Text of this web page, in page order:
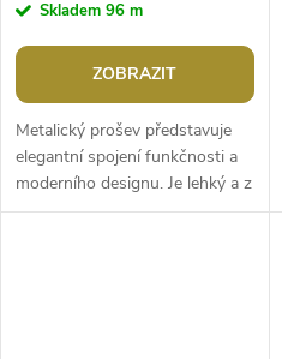
Skladem 96 m
ZOBRAZIT
Metalický prošev představuje
elegantní spojení funkčnosti a
moderního designu. Je lehký a z
rubové strany zateplený